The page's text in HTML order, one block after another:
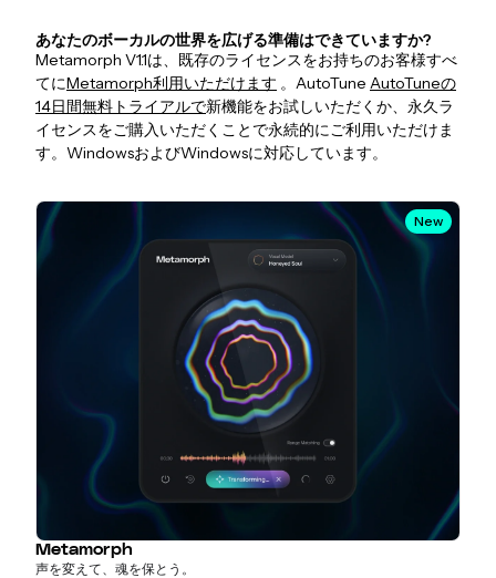
あなたのボーカルの世界を広げる準備はできていますか?
Metamorph V1.1は、既存のライセンスをお持ちのお客様すべ
てにMetamorph利用いただけます 。AutoTune AutoTuneの
14日間無料トライアルで新機能をお試しいただくか、永久ラ
イセンスをご購入いただくことで永続的にご利用いただけま
す。WindowsおよびWindowsに対応しています。
New
Metamorph
声を変えて、魂を保とう。